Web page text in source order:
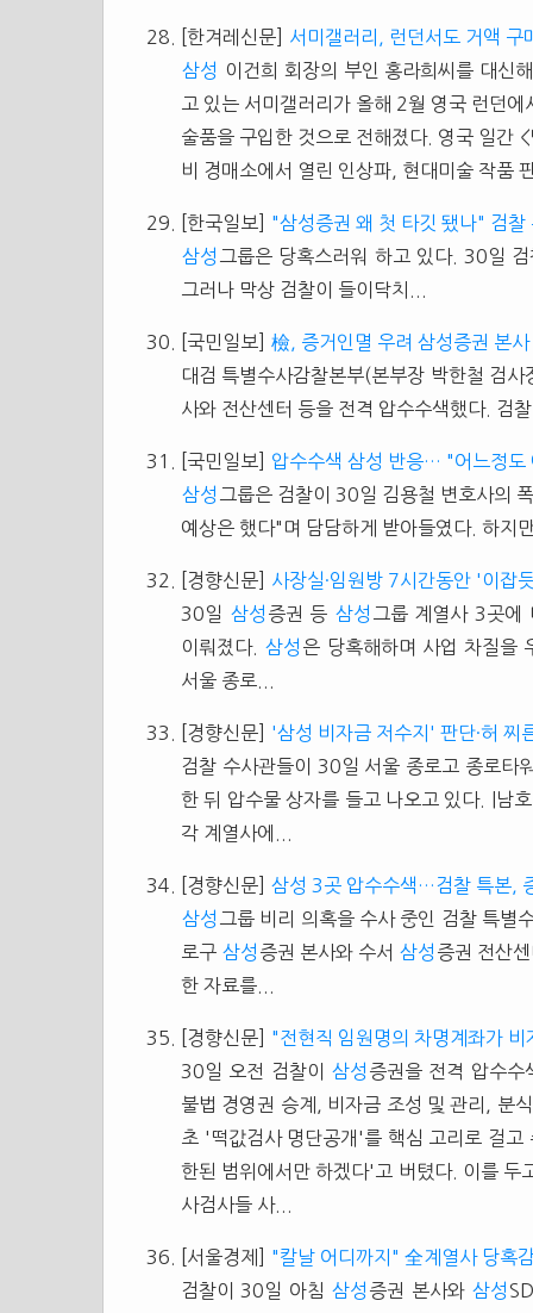
[한겨레신문]
서미갤러리, 런던서도 거액 구
삼성
이건희 회장의 부인 홍라희씨를 대신
고 있는 서미갤러리가 올해 2월 영국 런던
술품을 구입한 것으로 전해졌다. 영국 일간
비 경매소에서 열린 인상파, 현대미술 작품
[한국일보]
"삼성증권 왜 첫 타깃 됐나" 검찰
삼성 그룹은 당혹스러워 하고 있다. 30일
그러나 막상 검찰이 들이닥치...
[국민일보] 檢, 증거인멸 우려 삼성증권 본
대검 특별수사감찰본부(본부장 박한철 검
사와 전산센터 등을 전격 압수수색했다. 검
[국민일보]
압수수색 삼성 반응… "어느정도
삼성 그룹은 검찰이 30일 김용철 변호사의
예상은 했다"며 담담하게 받아들였다. 하지
[경향신문]
사장실·임원방 7시간동안 '이잡
30일 삼성 증권 등 삼성 그룹 계열사 3곳에
이뤄졌다. 삼성 은 당혹해하며 사업 차질을
서울 종로...
[경향신문]
'삼성 비자금 저수지' 판단·허 찌
검찰 수사관들이 30일 서울 종로고 종로타
한 뒤 압수물 상자를 들고 나오고 있다. |남
각 계열사에...
[경향신문] 삼성 3곳 압수수색…검찰 특본,
삼성 그룹 비리 의혹을 수사 중인 검찰 특별
로구 삼성 증권 본사와 수서 삼성 증권 전산
한 자료를...
[경향신문]
"전현직 임원명의 차명계좌가 비
30일 오전 검찰이 삼성 증권을 전격 압수
불법 경영권 승계, 비자금 조성 및 관리, 분
초 '떡값검사 명단공개'를 핵심 고리로 걸
한된 범위에서만 하겠다'고 버텼다. 이를 두
사검사들 사...
[서울경제]
"칼날 어디까지" 全계열사 당혹
검찰이 30일 아침 삼성 증권 본사와 삼성